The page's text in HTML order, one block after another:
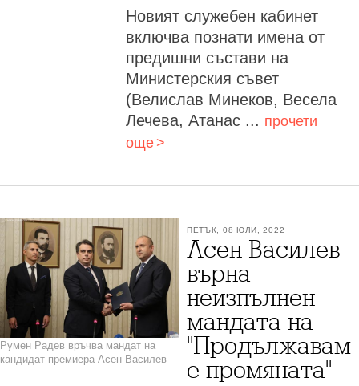
Новият служебен кабинет
включва познати имена от
предишни състави на
Министерския съвет
(Велислав Минеков, Весела
Лечева, Атанас ... прочети
още
ПЕТЪК, 08 ЮЛИ, 2022
Асен Василев
върна
неизпълнен
мандата на
"Продължавам
е промяната"
Румен Радев връчва мандат на
кандидат-премиера Асен Василев